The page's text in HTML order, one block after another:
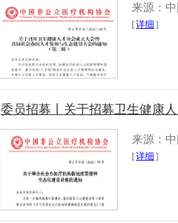
来源：
[详细 ]
委员招募丨关于招募卫生健康
来源：
[详细 ]